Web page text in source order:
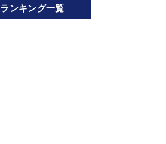
ランキング一覧